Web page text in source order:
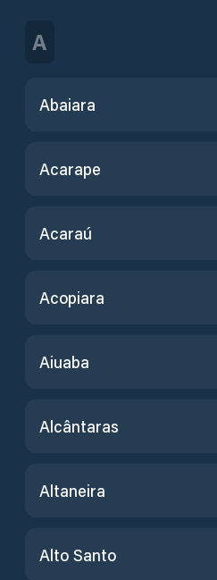
A
Abaiara
Acarape
Acaraú
Acopiara
Aiuaba
Alcântaras
Altaneira
Alto Santo